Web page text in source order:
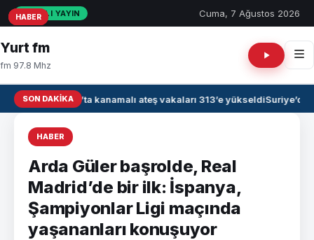
CANLI YAYIN Cuma, 7 Ağustos 2026
Yurt fm
fm 97.8 Mhz
SON DAKIKAIrak’ta kanamalı ateş vakaları 313’e yükseldiSuriye’de
HABER
Arda Güler başrolde, Real
Madrid’de bir ilk: İspanya,
Şampiyonlar Ligi maçında
yaşananları konuşuyor
HABER
HABER
HABER